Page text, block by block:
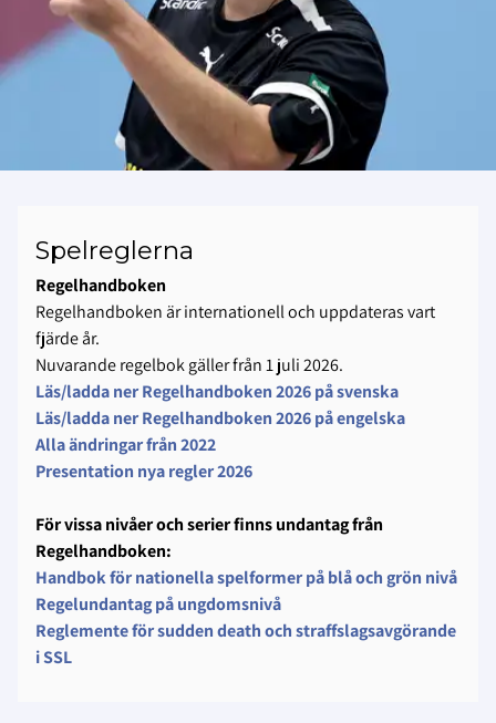
Spelreglerna
Regelhandboken
Regelhandboken är internationell och uppdateras vart
fjärde år.
Nuvarande regelbok gäller från 1 juli 2026.
Läs/ladda ner Regelhandboken 2026 på svenska
Läs/ladda ner Regelhandboken 2026 på engelska
Alla ändringar från 2022
Presentation nya regler 2026
För vissa nivåer och serier finns undantag från
Regelhandboken:
Handbok för nationella spelformer på blå och grön nivå
Regelundantag på ungdomsnivå
Reglemente för sudden death och straffslagsavgörande
i SSL